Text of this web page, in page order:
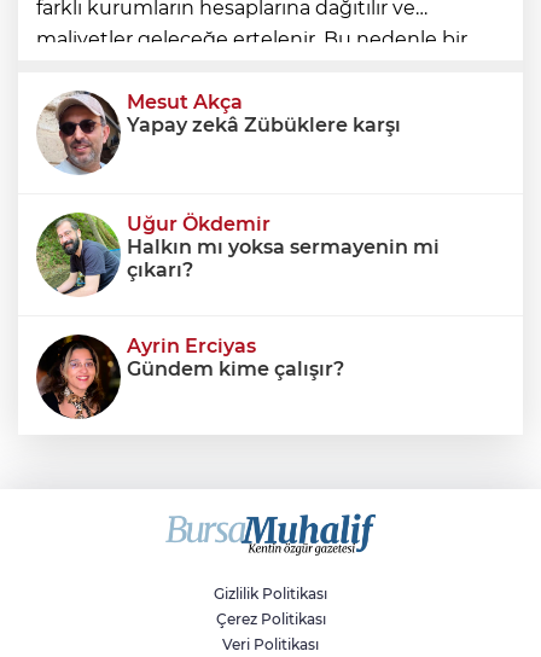
farklı kurumların hesaplarına dağıtılır ve
maliyetler geleceğe ertelenir. Bu nedenle bir
yalnızca bütçe açığına veya resmi borç stok
Mesut Akça
Yapay zekâ Zübüklere karşı
Uğur Ökdemir
Halkın mı yoksa sermayenin mi
çıkarı?
Ayrin Erciyas
Gündem kime çalışır?
Savaşların gölgesinde engellilik,
doğa ve kaybedilen gelecek
Gizlilik Politikası
Çerez Politikası
Veri Politikası